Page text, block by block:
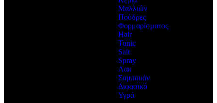
Μαλλιών
Πούδρες
Φορμαρίσματος
Hair
Tonic
Salt
Spray
Λακ
Σαμπουάν
Διφασικά
Υγρά